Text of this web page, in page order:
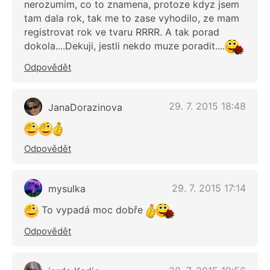
nerozumim, co to znamena, protoze kdyz jsem
tam dala rok, tak me to zase vyhodilo, ze mam
registrovat rok ve tvaru RRRR. A tak porad
dokola....Dekuji, jestli nekdo muze poradit....
Odpovědět
JanaDorazinova 29. 7. 2015 18:48
Odpovědět
mysulka
29. 7. 2015 17:14
To vypadá moc dobře
Odpovědět